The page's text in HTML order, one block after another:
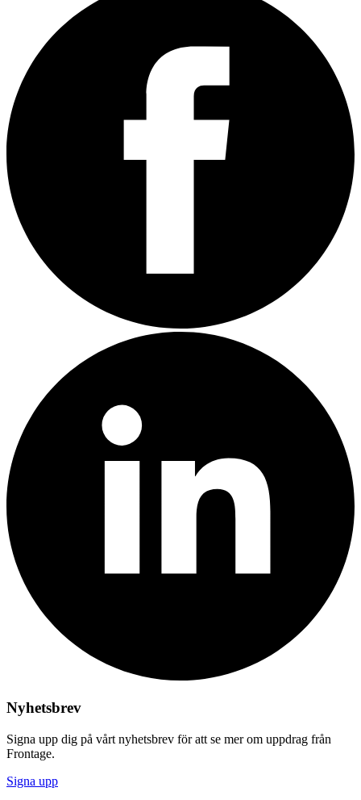
Nyhetsbrev
Signa upp dig på vårt nyhetsbrev för att se mer om uppdrag från
Frontage.
Signa upp